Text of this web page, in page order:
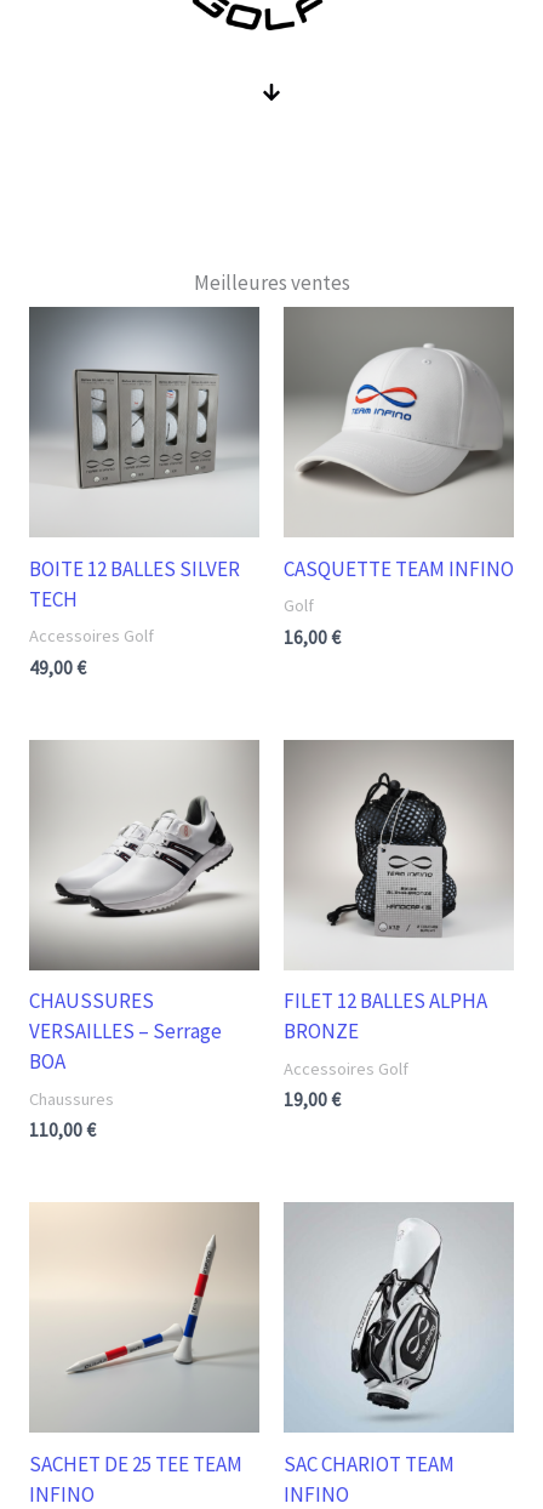
Meilleures ventes
BOITE 12 BALLES SILVER
TECH
Accessoires Golf
49,00€
CASQUETTE TEAM INFINO
Golf
16,00€
CHAUSSURES
VERSAILLES – Serrage
BOA
Chaussures
110,00€
FILET 12 BALLES ALPHA
BRONZE
Accessoires Golf
19,00€
SACHET DE 25 TEE TEAM
INFINO
SAC CHARIOT TEAM
INFINO